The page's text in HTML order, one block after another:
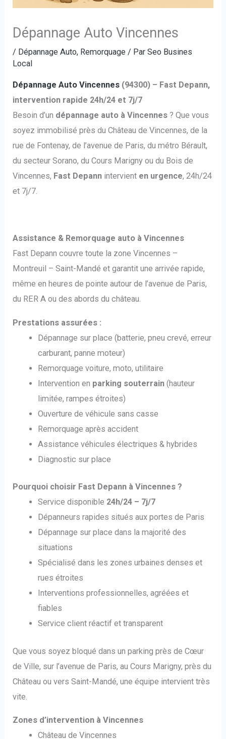
Dépannage Auto Vincennes
/ Dépannage Auto, Remorquage / ParSeo Busines
Local
Dépannage Auto Vincennes (94300) – Fast Depann,
intervention rapide 24h/24 et 7j/7
Besoin d’un dépannage auto à Vincennes ? Que vous
soyez immobilisé près du Château de Vincennes, de la
rue de Fontenay, de l’avenue de Paris, du métro Bérault,
du secteur Sorano, du Cours Marigny ou du Bois de
Vincennes, Fast Depann intervient en urgence, 24h/24
et 7j/7.
Assistance & Remorquage auto à Vincennes
Fast Depann couvre toute la zone Vincennes –
Montreuil – Saint-Mandé et garantit une arrivée rapide,
même en heures de pointe autour de l’avenue de Paris,
du RER A ou des abords du château.
Prestations assurées :
Dépannage sur place (batterie, pneu crevé, erreur
carburant, panne moteur)
Remorquage voiture, moto, utilitaire
Intervention en parking souterrain(hauteur
limitée, rampes étroites)
Ouverture de véhicule sans casse
Remorquage après accident
Assistance véhicules électriques & hybrides
Diagnostic sur place
Pourquoi choisir Fast Depann à Vincennes ?
Service disponible 24h/24 – 7j/7
Dépanneurs rapides situés aux portes de Paris
Dépannage sur place dans la majorité des
situations
Spécialisé dans les zones urbaines denses et
rues étroites
Interventions professionnelles, agréées et
fiables
Service client réactif et transparent
Que vous soyez bloqué dans un parking près de Cœur
de Ville, sur l’avenue de Paris, au Cours Marigny, près du
Château ou vers Saint-Mandé, une équipe intervient très
vite.
Zones d’intervention à Vincennes
Château de Vincennes